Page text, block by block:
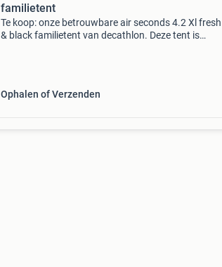
familietent
Te koop: onze betrouwbare air seconds 4.2 Xl fresh
& black familietent van decathlon. Deze tent is
Ophalen of Verzenden